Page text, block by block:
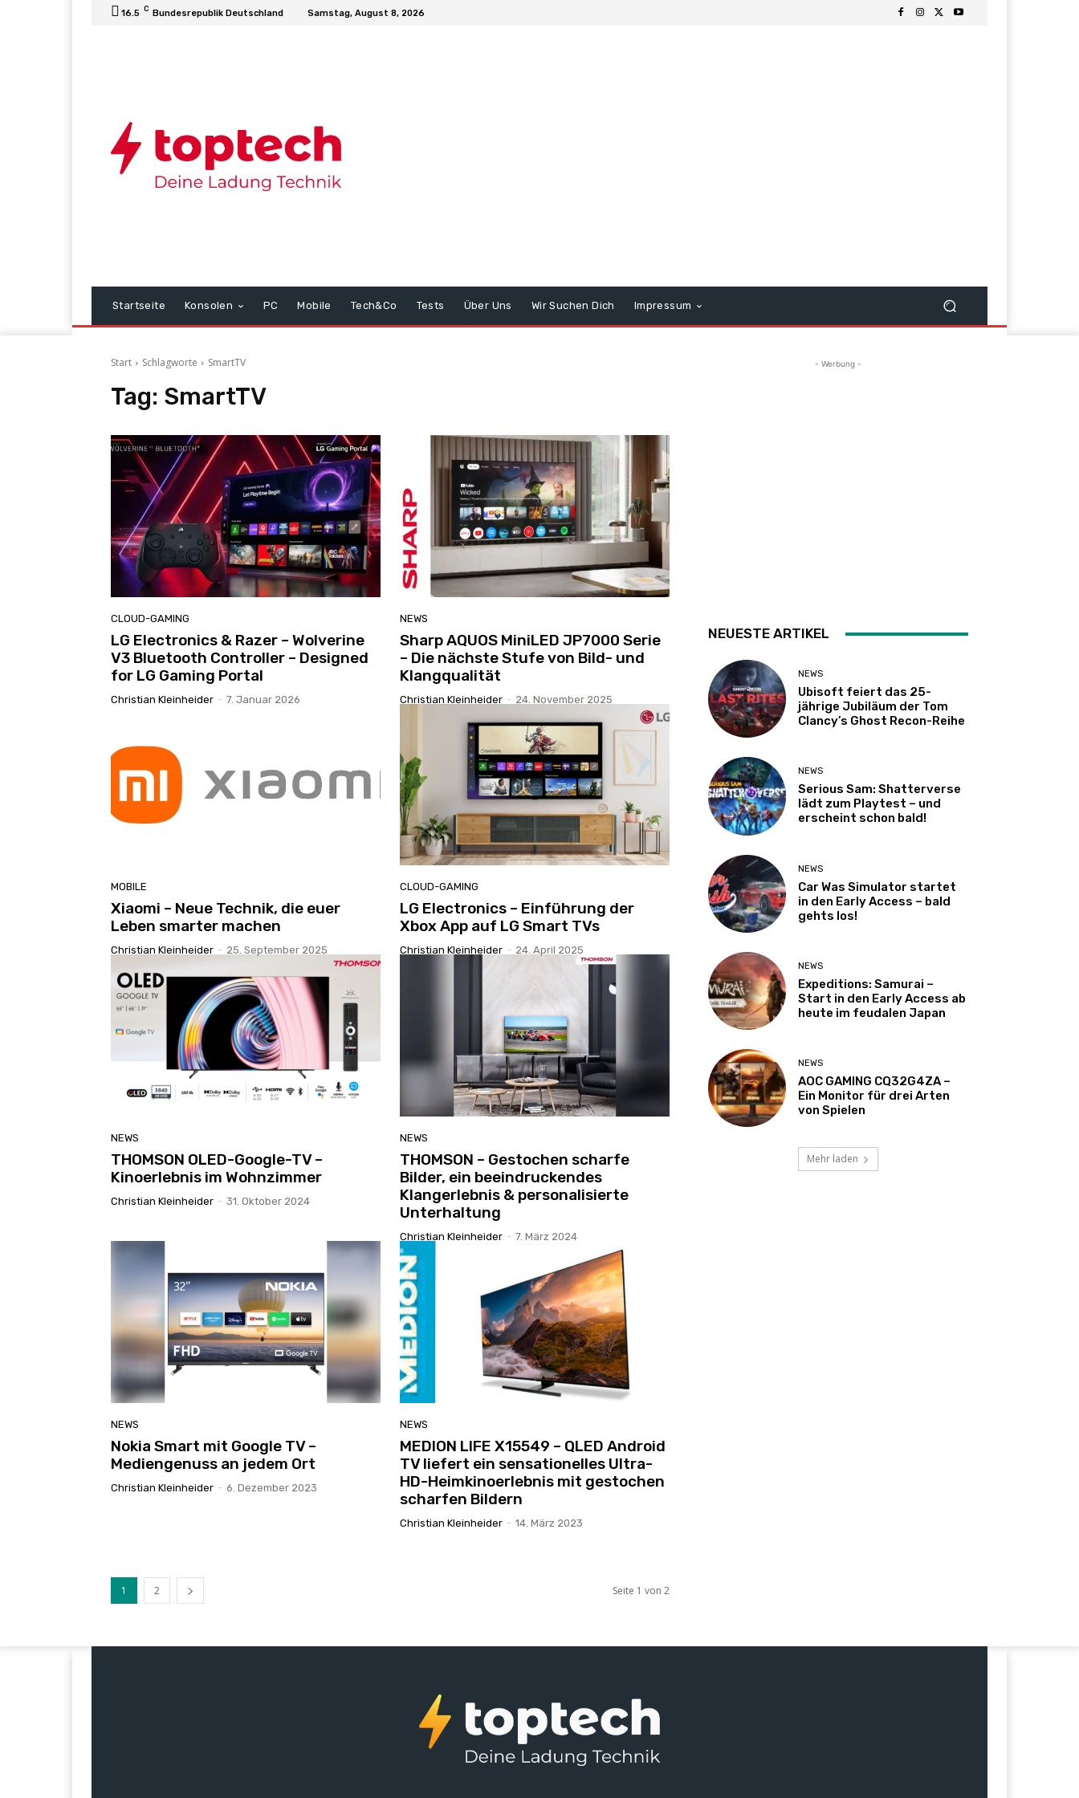
16.5 C Bundesrepublik Deutschland Samstag, August 8, 2026
Startseite Konsolen PC Mobile Tech&Co Tests Über Uns Wir Suchen Dich Impressum
Start Schlagworte SmartTV
Tag: SmartTV
CLOUD-GAMING
LG Electronics & Razer – Wolverine
V3 Bluetooth Controller – Designed
for LG Gaming Portal
Christian Kleinheider - 7. Januar 2026
NEWS
Sharp AQUOS MiniLED JP7000 Serie
– Die nächste Stufe von Bild- und
Klangqualität
Christian Kleinheider - 24. November 2025
MOBILE
Xiaomi – Neue Technik, die euer
Leben smarter machen
Christian Kleinheider - 25. September 2025
CLOUD-GAMING
LG Electronics – Einführung der
Xbox App auf LG Smart TVs
Christian Kleinheider - 24. April 2025
NEWS
THOMSON OLED-Google-TV –
Kinoerlebnis im Wohnzimmer
Christian Kleinheider - 31. Oktober 2024
NEWS
THOMSON – Gestochen scharfe
Bilder, ein beeindruckendes
Klangerlebnis & personalisierte
Unterhaltung
Christian Kleinheider - 7. März 2024
NEWS
Nokia Smart mit Google TV –
Mediengenuss an jedem Ort
Christian Kleinheider - 6. Dezember 2023
NEWS
MEDION LIFE X15549 – QLED Android
TV liefert ein sensationelles Ultra-
HD-Heimkinoerlebnis mit gestochen
scharfen Bildern
Christian Kleinheider - 14. März 2023
1 2 Seite 1 von 2
- Werbung -
NEUESTE ARTIKEL
NEWS
Ubisoft feiert das 25-
jährige Jubiläum der Tom
Clancy’s Ghost Recon-Reihe
NEWS
Serious Sam: Shatterverse
lädt zum Playtest – und
erscheint schon bald!
NEWS
Car Was Simulator startet
in den Early Access – bald
gehts los!
NEWS
Expeditions: Samurai –
Start in den Early Access ab
heute im feudalen Japan
NEWS
AOC GAMING CQ32G4ZA –
Ein Monitor für drei Arten
von Spielen
Mehr laden